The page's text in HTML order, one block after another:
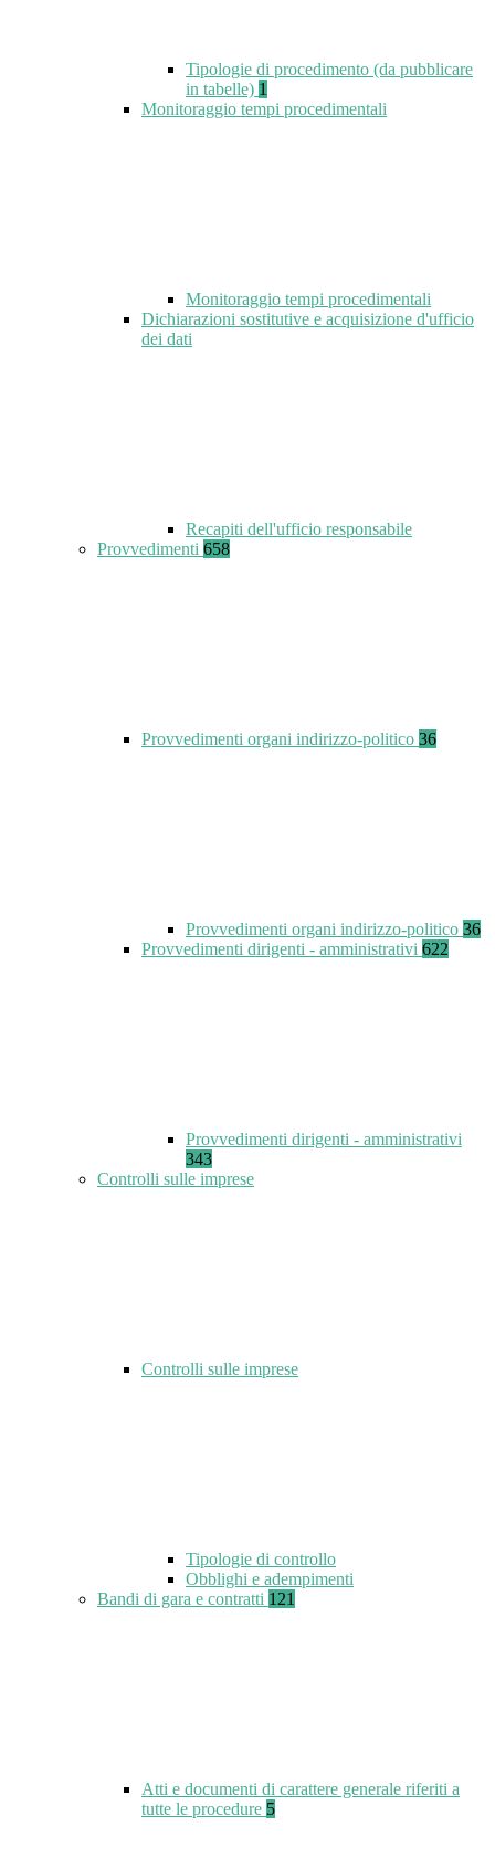
Tipologie di procedimento (da pubblicare
in tabelle) 1
Monitoraggio tempi procedimentali
Monitoraggio tempi procedimentali
Dichiarazioni sostitutive e acquisizione d'ufficio
dei dati
Recapiti dell'ufficio responsabile
Provvedimenti 658
Provvedimenti organi indirizzo-politico 36
Provvedimenti organi indirizzo-politico 36
Provvedimenti dirigenti - amministrativi 622
Provvedimenti dirigenti - amministrativi
343
Controlli sulle imprese
Controlli sulle imprese
Tipologie di controllo
Obblighi e adempimenti
Bandi di gara e contratti 121
Atti e documenti di carattere generale riferiti a
tutte le procedure 5